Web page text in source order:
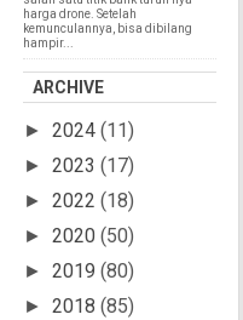
harga drone. Setelah
kemunculannya, bisa dibilang
hampir...
ARCHIVE
► 2024 (11)
► 2023 (17)
► 2022 (18)
► 2020 (50)
► 2019 (80)
► 2018 (85)